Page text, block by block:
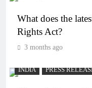
What does the
Rights Act?
3 months ago
INDIA PRESS